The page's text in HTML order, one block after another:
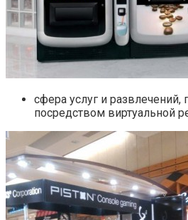
сфера услуг и
посредством виртуальной